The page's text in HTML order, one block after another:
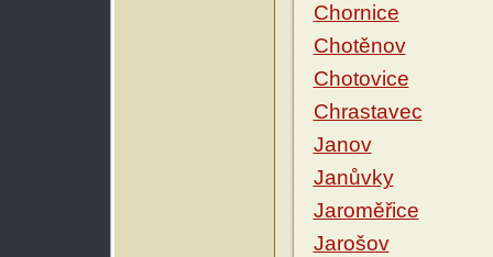
Chornice
Chotěnov
Chotovice
Chrastavec
Janov
Janůvky
Jaroměřice
Jarošov